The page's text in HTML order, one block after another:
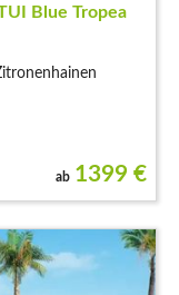
Blue Tropea
ab 1399 €